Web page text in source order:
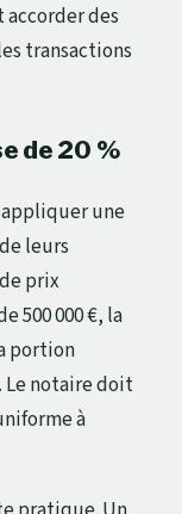
accorder des
transactions
de 20 %
une
leurs
prix
500 000 €, la
portion
Le notaire doit
à